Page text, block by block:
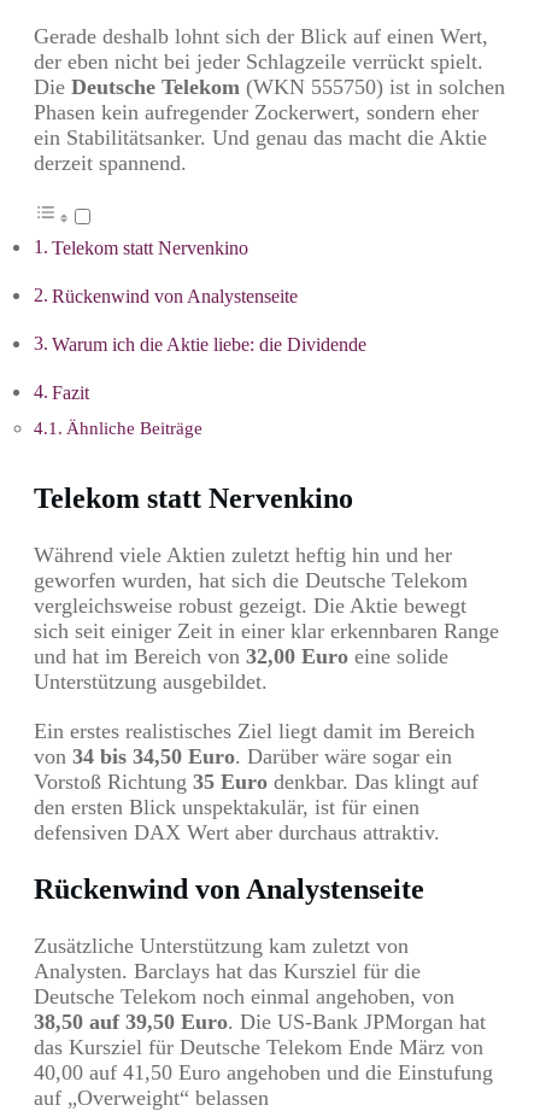
Gerade deshalb lohnt sich der Blick auf einen Wert,
der eben nicht bei jeder Schlagzeile verrückt spielt.
Die Deutsche Telekom (WKN 555750) ist in solchen
Phasen kein aufregender Zockerwert, sondern eher
ein Stabilitätsanker. Und genau das macht die Aktie
derzeit spannend.
Telekom statt Nervenkino
Rückenwind von Analystenseite
Warum ich die Aktie liebe: die Dividende
Fazit
Ähnliche Beiträge
Telekom statt Nervenkino
Während viele Aktien zuletzt heftig hin und her
geworfen wurden, hat sich die Deutsche Telekom
vergleichsweise robust gezeigt. Die Aktie bewegt
sich seit einiger Zeit in einer klar erkennbaren Range
und hat im Bereich von 32,00 Euro eine solide
Unterstützung ausgebildet.
Ein erstes realistisches Ziel liegt damit im Bereich
von 34 bis 34,50 Euro. Darüber wäre sogar ein
Vorstoß Richtung 35 Euro denkbar. Das klingt auf
den ersten Blick unspektakulär, ist für einen
defensiven DAX Wert aber durchaus attraktiv.
Rückenwind von Analystenseite
Zusätzliche Unterstützung kam zuletzt von
Analysten. Barclays hat das Kursziel für die
Deutsche Telekom noch einmal angehoben, von
38,50 auf 39,50 Euro. Die US-Bank JPMorgan hat
das Kursziel für Deutsche Telekom Ende März von
40,00 auf 41,50 Euro angehoben und die Einstufung
auf „Overweight“ belassen